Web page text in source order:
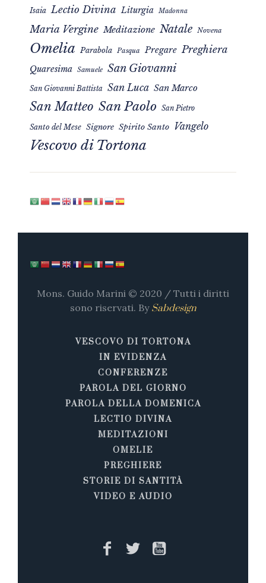
Isaia Lectio Divina Liturgia Madonna
Maria Vergine Meditazione Natale Novena
Omelia Parabola Pasqua Pregare Preghiera
Quaresima Samuele San Giovanni
San Giovanni Battista San Luca San Marco
San Matteo San Paolo San Pietro
Santo del Mese Signore Spirito Santo Vangelo
Vescovo di Tortona
Mons. Guido Marini © 2020 / Tutti i diritti
sono riservati. By Sabdesign
VESCOVO DI TORTONA
IN EVIDENZA
CONFERENZE
PAROLA DEL GIORNO
PAROLA DELLA DOMENICA
LECTIO DIVINA
MEDITAZIONI
OMELIE
PREGHIERE
STORIE DI SANTITÀ
VIDEO E AUDIO